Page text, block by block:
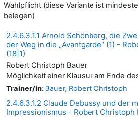
Wahlpflicht (diese Variante ist
belegen)
2.4.6.3.1.1 Arnold Schönberg, die
der Weg in die „Avantgarde“ (1) -
(18|1)
Robert Christoph Bauer
Möglichkeit einer Klausur am Ende
Trainer/in: Bauer, Robert Christoph
2.4.6.3.1.2 Claude Debussy und der
Impressionismus - Robert Christoph